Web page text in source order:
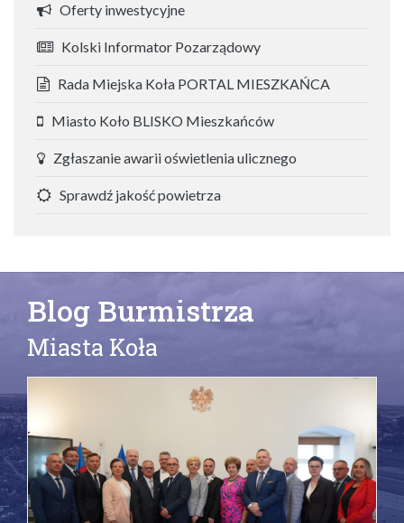
Oferty inwestycyjne
Kolski Informator Pozarządowy
Rada Miejska Koła PORTAL MIESZKAŃCA
Miasto Koło BLISKO Mieszkańców
Zgłaszanie awarii oświetlenia ulicznego
Sprawdź jakość powietrza
Blog Burmistrza
Miasta Koła